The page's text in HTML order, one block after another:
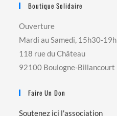
Boutique Solidaire
Ouverture
Mardi au Samedi, 15h30-19h
118 rue du Château
92100 Boulogne-Billancourt
Faire Un Don
Soutenez ici l'association